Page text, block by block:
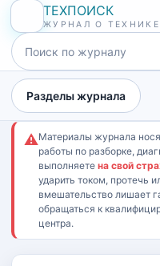
ТЕХПОИСК
ЖУРНАЛ О ТЕХНИКЕ
Разделы журнала
⚠Материалы журнала
работы по разборке,
выполняете на свой
ударить током, протечь
вмешательство лишает
обращаться к
центра.